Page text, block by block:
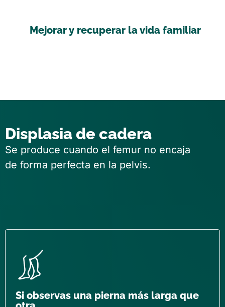
Mejorar y recuperar la vida familiar
Displasia de cadera
Se produce cuando el femur no encaja
de forma perfecta en la pelvis.
Si observas una pierna más larga que